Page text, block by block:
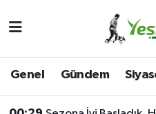
Genel Gündem